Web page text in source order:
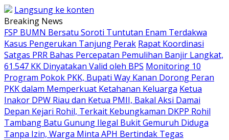
Langsung ke konten
Breaking News
FSP BUMN Bersatu Soroti Tuntutan Enam Terdakwa
Kasus Pengerukan Tanjung Perak Rapat Koordinasi
Satgas PRR Bahas Percepatan Pemulihan Banjir Langkat,
61.547 KK Dinyatakan Valid oleh BPS Monitoring 10
Program Pokok PKK, Bupati Way Kanan Dorong Peran
PKK dalam Memperkuat Ketahanan Keluarga Ketua
Inakor DPW Riau dan Ketua PMII, Bakal Aksi Damai
Depan Kejari Rohil, Terkait Kebungkaman DKPP Rohil
Tambang Batu Gunung Ilegal Bukit Gemuruh Diduga
Tanpa Izin, Warga Minta APH Bertindak Tegas